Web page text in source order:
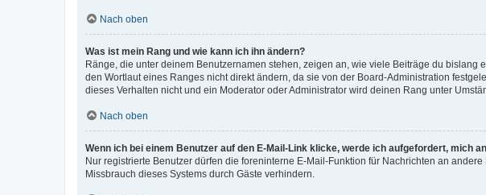
Nach oben
Was ist mein Rang und wie kann ich ihn ändern?
Ränge, die unter deinem Benutzernamen stehen, zeigen an, wie viele Beiträge du
den Wortlaut eines Ranges nicht direkt ändern, da sie von der Board-Administration
dieses Verhalten nicht und ein Moderator oder Administrator wird deinen Rang unter
Nach oben
Wenn ich bei einem Benutzer auf den E-Mail-Link klicke, werde ich aufgefordert, mich
Nur registrierte Benutzer dürfen die foreninterne E-Mail-Funktion für Nachrichten an
Missbrauch dieses Systems durch Gäste verhindern.